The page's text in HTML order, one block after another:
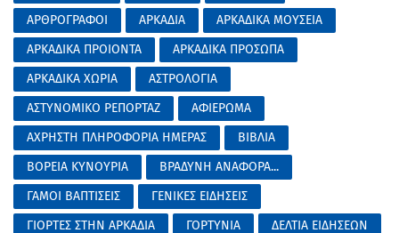
ΑΡΘΡΟΓΡΑΦΟΙ
ΑΡΚΑΔΙΑ
ΑΡΚΑΔΙΚΑ ΜΟΥΣΕΙΑ
ΑΡΚΑΔΙΚΑ ΠΡΟΙΟΝΤΑ
ΑΡΚΑΔΙΚΑ ΠΡΟΣΩΠΑ
ΑΡΚΑΔΙΚΑ ΧΩΡΙΑ
ΑΣΤΡΟΛΟΓΙΑ
ΑΣΤΥΝΟΜΙΚΟ ΡΕΠΟΡΤΑΖ
ΑΦΙΕΡΩΜΑ
ΑΧΡΗΣΤΗ ΠΛΗΡΟΦΟΡΙΑ ΗΜΕΡΑΣ
ΒΙΒΛΙΑ
ΒΟΡΕΙΑ ΚΥΝΟΥΡΙΑ
ΒΡΑΔΥΝΗ ΑΝΑΦΟΡΑ...
ΓΑΜΟΙ ΒΑΠΤΙΣΕΙΣ
ΓΕΝΙΚΕΣ ΕΙΔΗΣΕΙΣ
ΓΙΟΡΤΕΣ ΣΤΗΝ ΑΡΚΑΔΙΑ
ΓΟΡΤΥΝΙΑ
ΔΕΛΤΙΑ ΕΙΔΗΣΕΩΝ